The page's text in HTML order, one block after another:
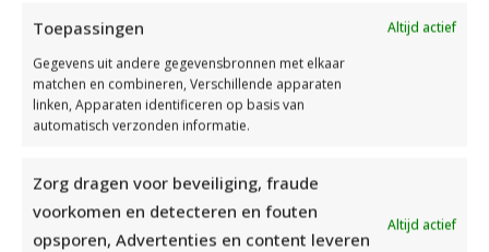
Toepassingen
Altijd actief
Gegevens uit andere gegevensbronnen met elkaar
matchen en combineren, Verschillende apparaten
linken, Apparaten identificeren op basis van
automatisch verzonden informatie.
Zorg dragen voor beveiliging, fraude
voorkomen en detecteren en fouten
opsporen, Advertenties en content leveren
Altijd actief
DAMESJAS BREIEN VAN HEERLIJK ZACHT GAREN